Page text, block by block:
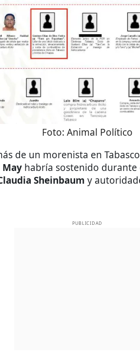
Foto: Animal Político
de un morenista en
habría sostenido
Sheinbaum y
PUBLICIDAD